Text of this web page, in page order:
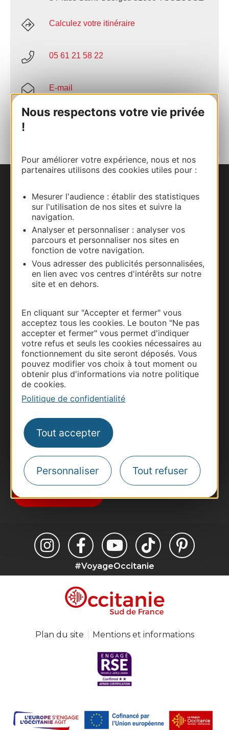
Nous respectons votre vie privée
!
Pour améliorer votre expérience, nous et nos
partenaires utilisons des cookies utiles pour :
Mesurer l'audience : établir des statistiques
sur l'utilisation de nos sites et suivre la
navigation.
Analyser et personnaliser : analyser vos
parcours et personnaliser nos sites en
fonction de votre navigation.
Vous adresser des publicités personnalisées,
en lien avec vos centres d'intérêts sur notre
site et en dehors.
En cliquant sur "Accepter et fermer" vous
acceptez tous les cookies. Le bouton "Ne pas
accepter et fermer" vous permet d'indiquer
votre refus et seuls les cookies nécessaires au
fonctionnement du site seront déposés. Vous
pouvez modifier vos choix à tout moment ou
obtenir plus d'informations via notre politique
de cookies.
Politique de confidentialité
Tout accepter
Personnaliser Tout refuser
Calculez votre itinéraire
05 61 21 58 22
E-mail
AJOUTER
Carte interactive
Documentation
Thermalisme
Business/Mice
Pros d'Occitanie
Voyagistes
Destination Sport
Inscrivez-vous à la lettre d'information
Destination Occitanie pour recevoir des
suggestions de séjours, de visites et de sorties.
#VoyageOccitanie
Plan du site Mentions et informations